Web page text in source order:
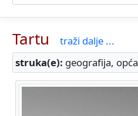
Tartu
traži dalje ...
struka(e): geografija, opća